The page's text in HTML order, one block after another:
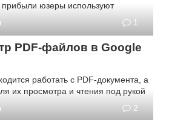
юзеры используют
1
PDF-файлов в Google
работать с PDF-документа, а
их просмотра и чтения под рукой
2